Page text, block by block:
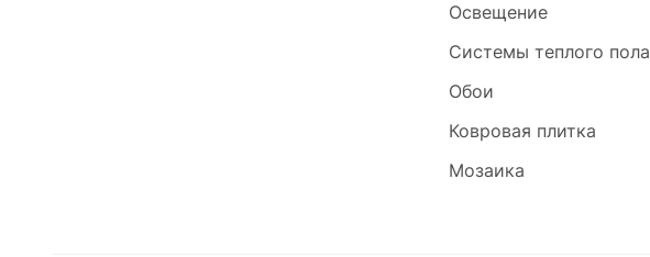
Освещение
Системы теплого пола
Обои
Ковровая плитка
Мозаика